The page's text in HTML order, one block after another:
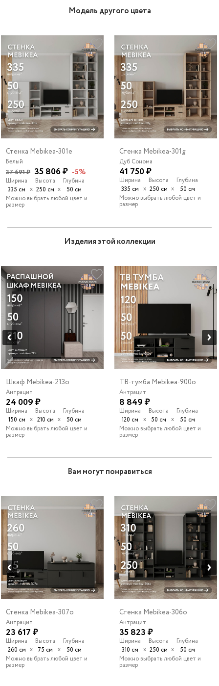
Модель другого цвета
Стенка Mebikea-301e
Белый
37 691 ₽ 35 806 ₽ -5%
Ширина
335 см х
Высота
250 см х
Глубина
50 см
Можно выбрать любой цвет и
размер
Стенка Mebikea-301g
Дуб Сонома
41 750 ₽
Ширина
335 см х
Высота
250 см х
Глубина
50 см
Можно выбрать любой цвет и
размер
Изделия этой коллекции
Шкаф Mebikea-213o
Антрацит
24 009 ₽
Ширина
150 см х
Высота
210 см х
Глубина
50 см
Можно выбрать любой цвет и
размер
ТВ-тумба Mebikea-900o
Антрацит
8 849 ₽
Ширина
120 см
х
Высота
50 см
х
Глубина
50 см
Можно выбрать любой цвет и
размер
Вам могут понравиться
Стенка Mebikea-307o
Антрацит
23 617 ₽
Ширина
260 см х
Высота
75 см
х
Глубина
50 см
Можно выбрать любой цвет и
размер
Стенка Mebikea-306o
Антрацит
35 823 ₽
Ширина
310 см
х
Высота
250 см х
Глубина
50 см
Можно выбрать любой цвет и
размер